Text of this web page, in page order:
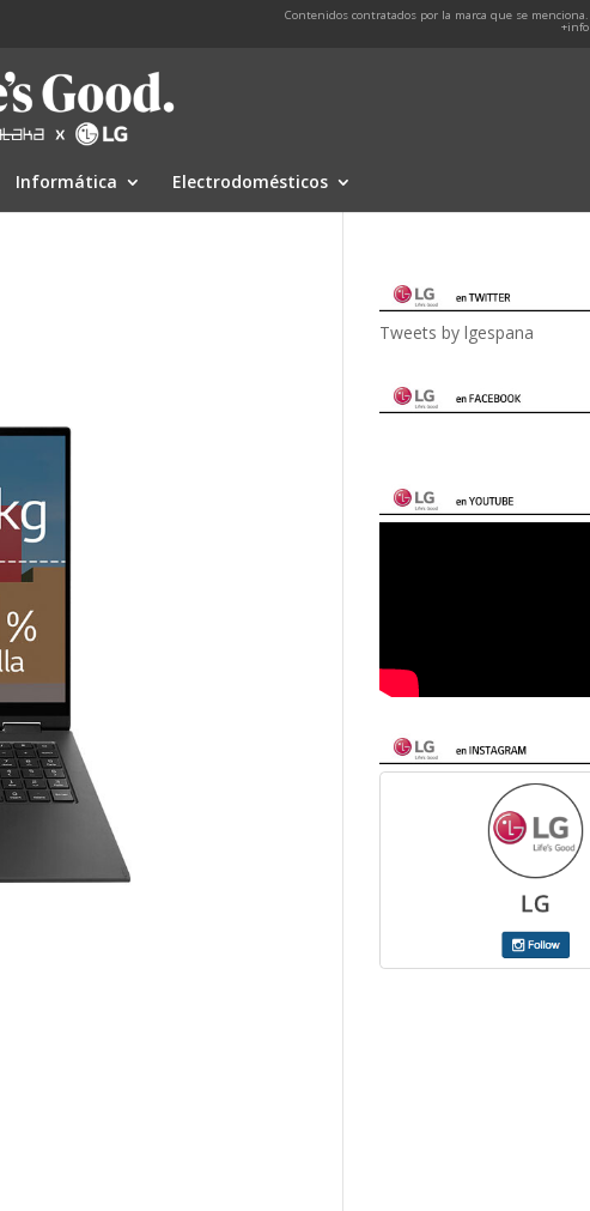
Contenidos contratados por la marca que se menciona.
+info
Informática Electrodomésticos
Tweets by lgespana